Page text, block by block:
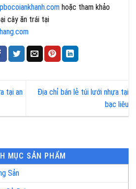
.com hoặc tham khảo
cây ăn trái tại
tại an
Địa chỉ bán lẻ túi lưới nhựa tại
bạc liêu
MỤC SẢN PHẨM
Sản